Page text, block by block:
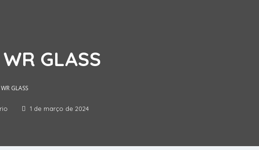
GLASS
GLASS
1 de março de 2024